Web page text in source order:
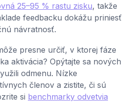
25–95 % rastu zisku, takže
feedbacku dokážu priniesť
návratnosť.
presne určiť, v ktorej fáze
aktivácia? Opýtajte sa nových
odmenu. Nízke
členov a zistite, či sú
si benchmarky odvetvia